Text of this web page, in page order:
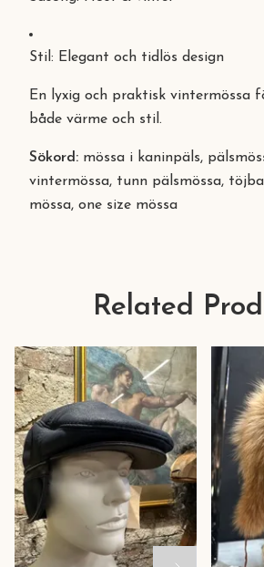
Stil: Elegant och tidlös design
En lyxig och praktisk vintermössa
både värme och stil.
Sökord: mössa i kaninpäls,
vintermössa, tunn pälsmössa,
mössa, one size mössa
Related